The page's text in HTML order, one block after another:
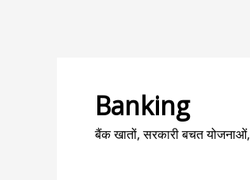
Banking
बैंक खातों, सरकारी बचत